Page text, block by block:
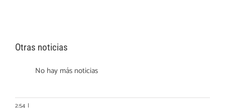
Otras noticias
No hay más noticias
2:54 |